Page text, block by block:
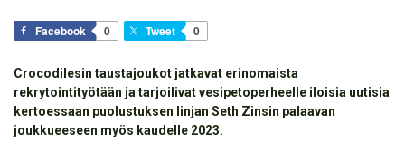
Facebook 0 Tweet 0
Crocodilesin taustajoukot jatkavat erinomaista
rekrytointityötään ja tarjoilivat vesipetoperheelle iloisia uutisia
kertoessaan puolustuksen linjan Seth Zinsin palaavan
joukkueeseen myös kaudelle 2023.